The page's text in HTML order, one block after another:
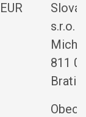
EUR
s.r.o.
811
Obec